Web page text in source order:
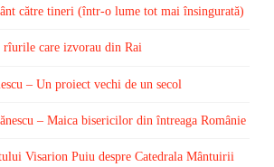
către tineri (într-o lume tot mai însingurată)
care izvorau din Rai
– Un proiect vechi de un secol
– Maica bisericilor din întreaga Românie
Visarion Puiu despre Catedrala Mântuirii